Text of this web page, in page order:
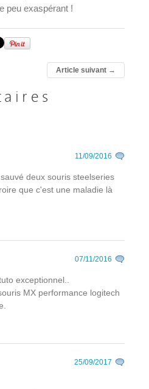
peu exaspérant !
Article suivant→
11/09/2016
deux souris steelseries
que c'est une maladie là
07/11/2016
exceptionnel..
MX performance logitech
25/09/2017